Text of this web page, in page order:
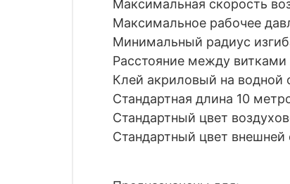
Максимальная скорость
Максимальное рабочее
Минимальный радиус
Расстояние между
Клей акриловый на водной
Стандартная длина 10
Стандартный цвет
Стандартный цвет